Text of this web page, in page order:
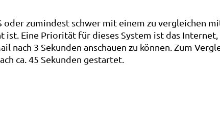
oder zumindest schwer mit einem zu vergleichen
ist. Eine Priorität für dieses System ist das Internet,
nach 3 Sekunden anschauen zu können. Zum
ca. 45 Sekunden gestartet.